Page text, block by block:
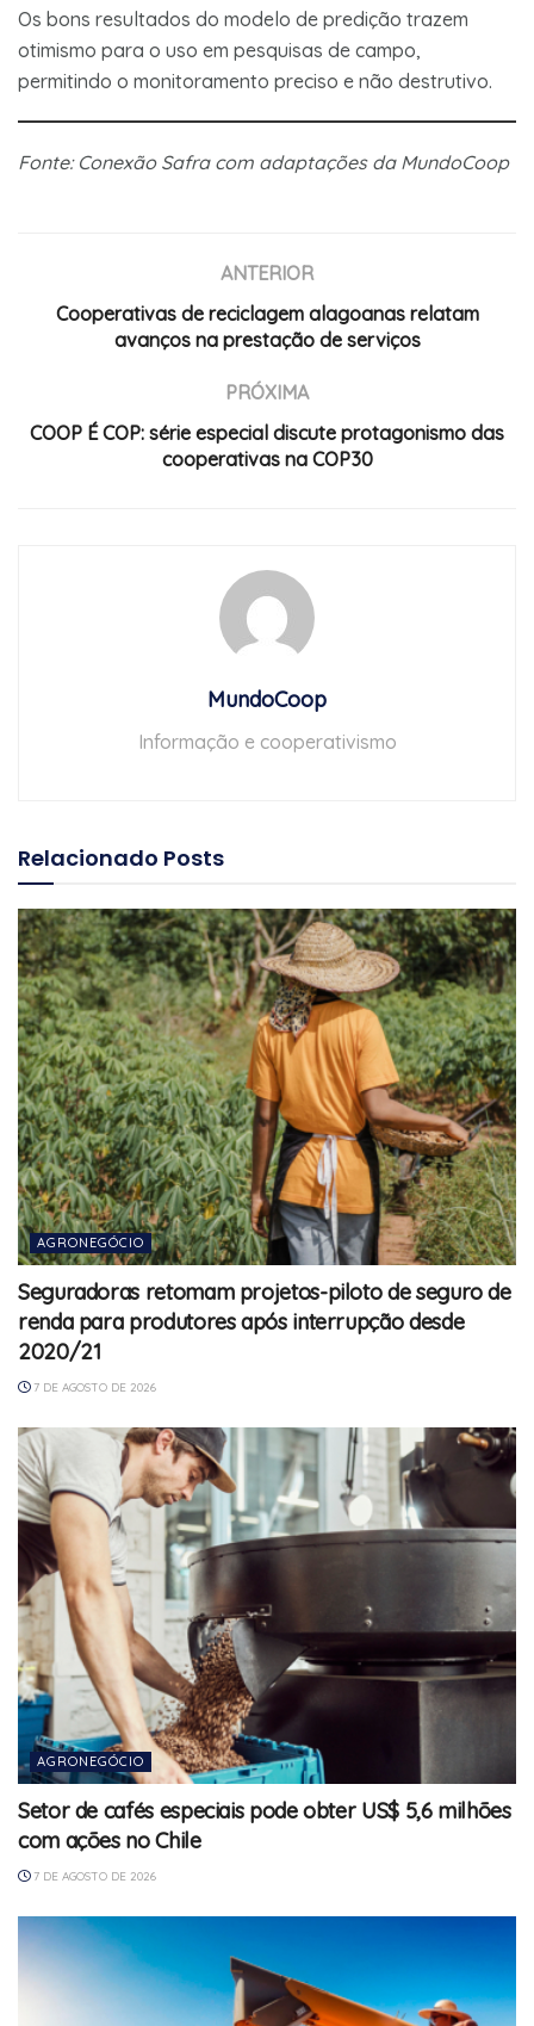
Os bons resultados do modelo de predição trazem
otimismo para o uso em pesquisas de campo,
permitindo o monitoramento preciso e não destrutivo.
Fonte: Conexão Safra com adaptações da MundoCoop
ANTERIOR
Cooperativas de reciclagem alagoanas relatam
avanços na prestação de serviços
PRÓXIMA
COOP É COP: série especial discute protagonismo das
cooperativas na COP30
MundoCoop
Informação e cooperativismo
Relacionado Posts
AGRONEGÓCIO
Seguradoras retomam projetos-piloto de seguro de
renda para produtores após interrupção desde
2020/21
7 DE AGOSTO DE 2026
AGRONEGÓCIO
Setor de cafés especiais pode obter US$ 5,6 milhões
com ações no Chile
7 DE AGOSTO DE 2026